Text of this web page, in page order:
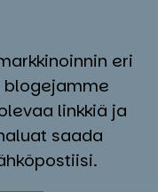
eri
linkkiä ja
saada